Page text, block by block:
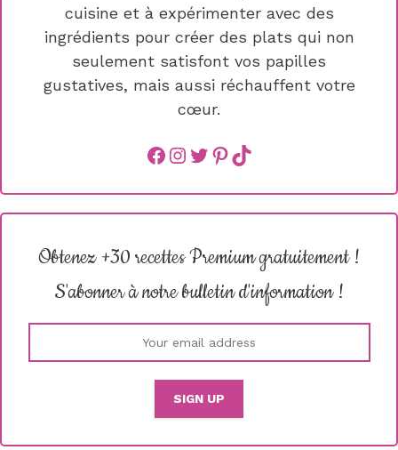
cuisine et à expérimenter avec des
ingrédients pour créer des plats qui non
seulement satisfont vos papilles
gustatives, mais aussi réchauffent votre
cœur.
Facebook
instagram
Twitter
Pinterest
TikTok
Obtenez +30 recettes Premium gratuitement !
S'abonner à notre bulletin d'information !